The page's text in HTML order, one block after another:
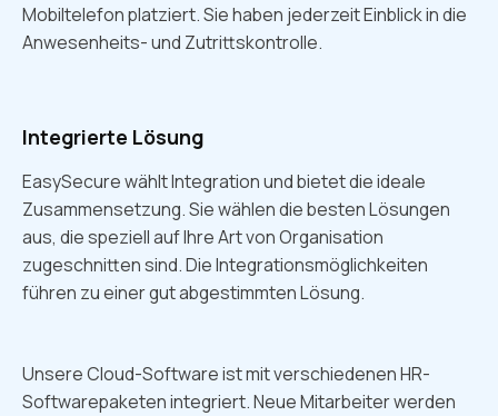
Mobiltelefon platziert. Sie haben jederzeit Einblick in die
Anwesenheits- und Zutrittskontrolle.
Integrierte Lösung
EasySecure wählt Integration und bietet die ideale
Zusammensetzung. Sie wählen die besten Lösungen
aus, die speziell auf Ihre Art von Organisation
zugeschnitten sind. Die Integrationsmöglichkeiten
führen zu einer gut abgestimmten Lösung.
Unsere Cloud-Software ist mit verschiedenen HR-
Softwarepaketen integriert. Neue Mitarbeiter werden